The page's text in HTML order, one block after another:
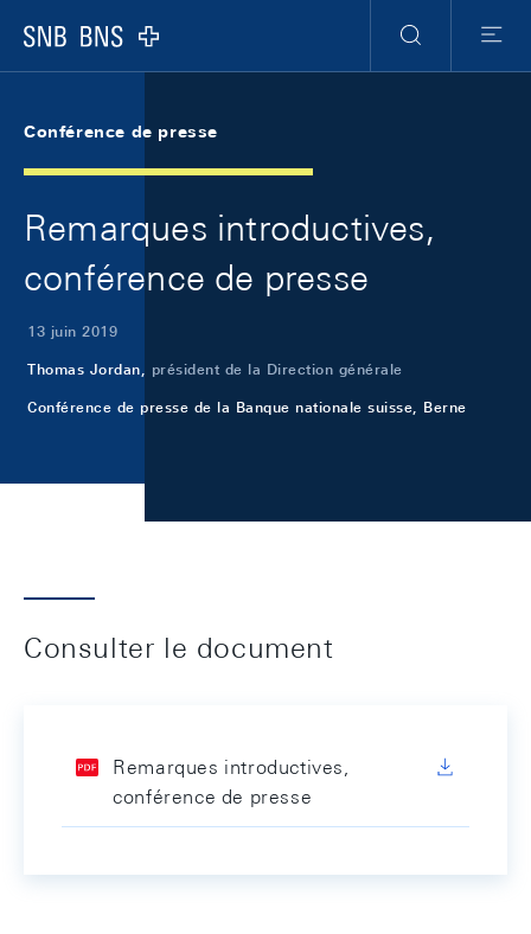
Logo
RechercheMenu
Conférence de presse
Remarques introductives,
conférence de presse
13 juin 2019
Thomas Jordan, président de la Direction générale
Conférence de presse de la Banque nationale suisse, Berne
Consulter le document
Remarques introductives,
conférence de presse